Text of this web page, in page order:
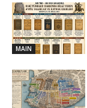
MAIN